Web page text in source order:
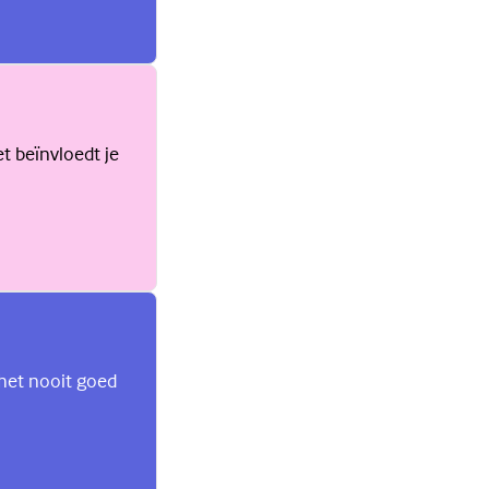
beïnvloedt je
nooit goed